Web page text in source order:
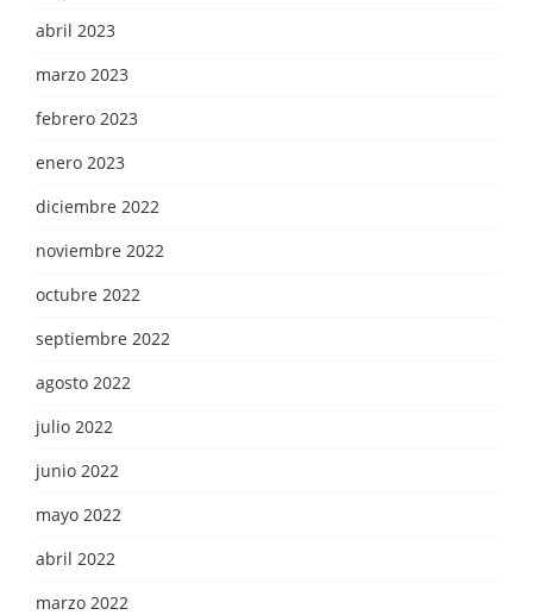
abril 2023
marzo 2023
febrero 2023
enero 2023
diciembre 2022
noviembre 2022
octubre 2022
septiembre 2022
agosto 2022
julio 2022
junio 2022
mayo 2022
abril 2022
marzo 2022